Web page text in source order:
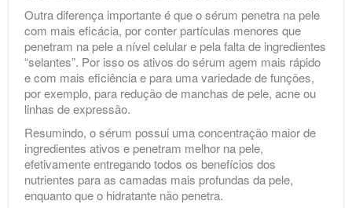
Outra diferença importante é que o sérum penetra na pele
com mais eficácia, por conter partículas menores que
penetram na pele a nível celular e pela falta de ingredientes
“selantes”. Por isso os ativos do sérum agem mais rápido
e com mais eficiência e para uma variedade de funções,
por exemplo, para redução de manchas de pele, acne ou
linhas de expressão.
Resumindo, o sérum possui uma concentração maior de
ingredientes ativos e penetram melhor na pele,
efetivamente entregando todos os benefícios dos
nutrientes para as camadas mais profundas da pele,
enquanto que o hidratante não penetra.